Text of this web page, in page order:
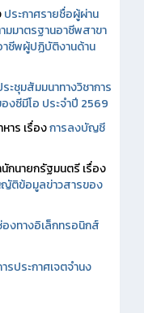
ประกาศรายชื่อผู้ผ่าน
มาตรฐานอาชีพสาขา
าชีพผู้ปฏิบัติงานด้าน
ะชุมสัมมนาทางวิชาการ
งซีมีโอ ประจำปี 2569
าร เรื่องการลงบัญชี
กนายกรัฐมนตรี เรื่อง
ข้อมูลข่าวสารของ
องทางอิเล็กทรอนิกส์
รประกาศเจตจำนง